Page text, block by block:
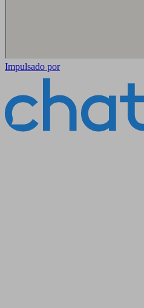
Impulsado por